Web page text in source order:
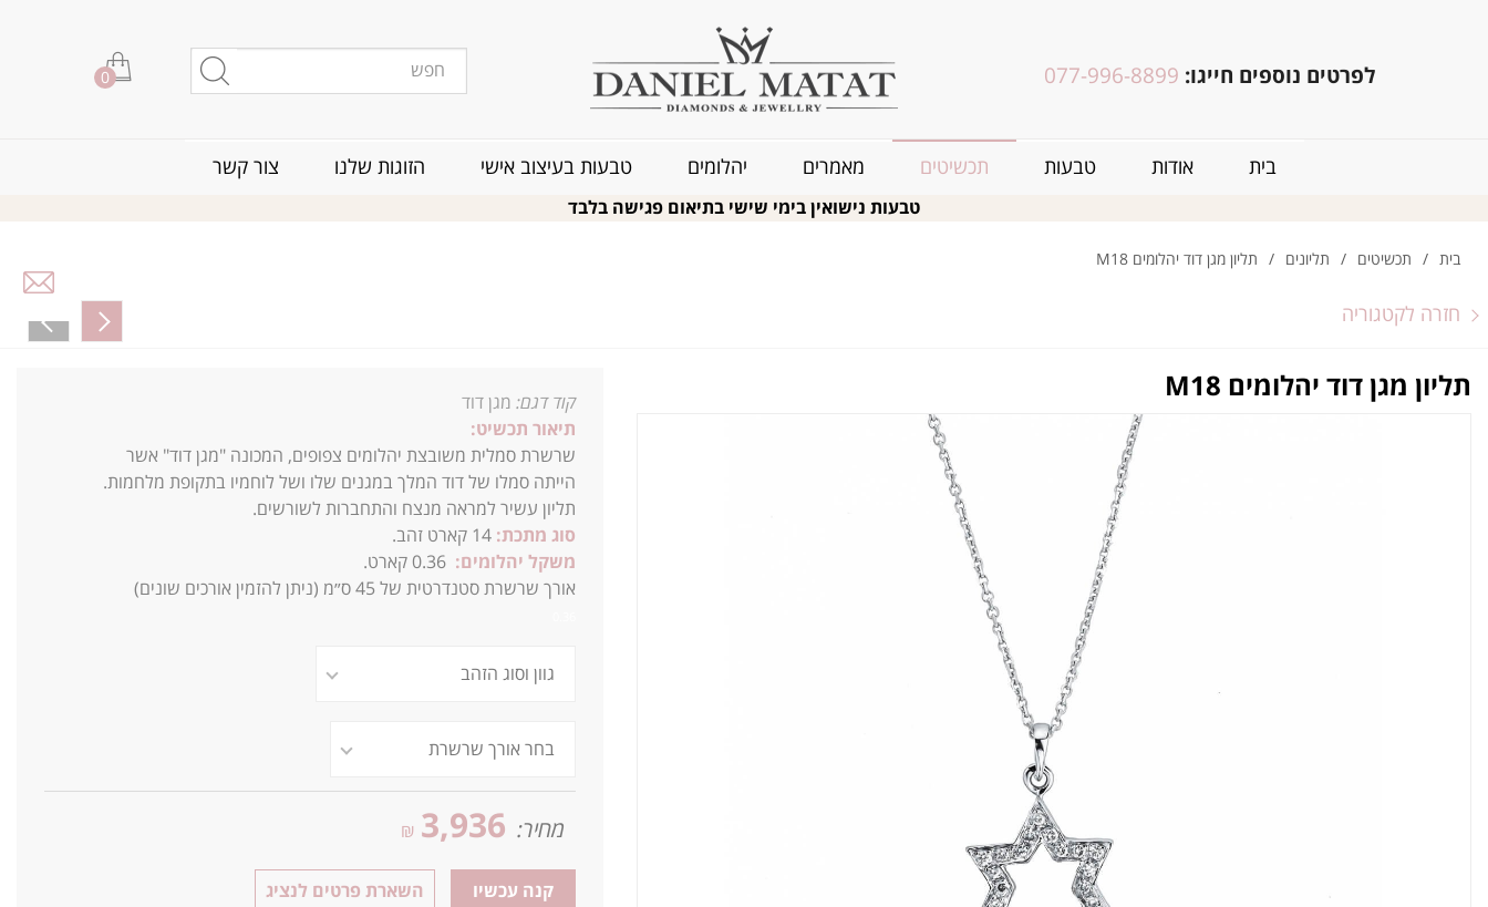
לפרטים נוספים חייגו: 077-996-8899
0
בית אודות טבעות תכשיטים מאמרים יהלומים טבעות בעיצוב אישי הזוגות שלנו צור קשר
טבעות נישואין בימי שישי בתיאום פגישה בלבד
בית / תכשיטים / תליונים / תליון מגן דוד יהלומים M18
חזרה לקטגוריה
תליון מגן דוד יהלומים M18 קוד דגם: מגן דוד
תיאור תכשיט:
שרשרת סמלית משובצת יהלומים צפופים, המכונה "מגן דוד" אשר
הייתה סמלו של דוד המלך במגנים שלו ושל לוחמיו בתקופת מלחמות.
תליון עשיר למראה מנצח והתחברות לשורשים.
סוג מתכת: 14 קארט זהב.
משקל יהלומים:
אורך שרשרת סטנדרטית של 45 ס״מ (ניתן להזמין אורכים שונים)
מחיר: 3,936
₪
קנה עכשיו השארת פרטים לנציג